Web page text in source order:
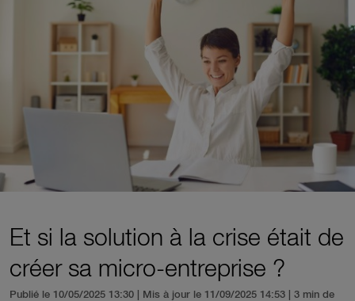
Et si la solution à la crise était de
créer sa micro-entreprise ?
Publié le 10/05/2025 13:30 | Mis à jour le 11/09/2025 14:53
| 3 min de